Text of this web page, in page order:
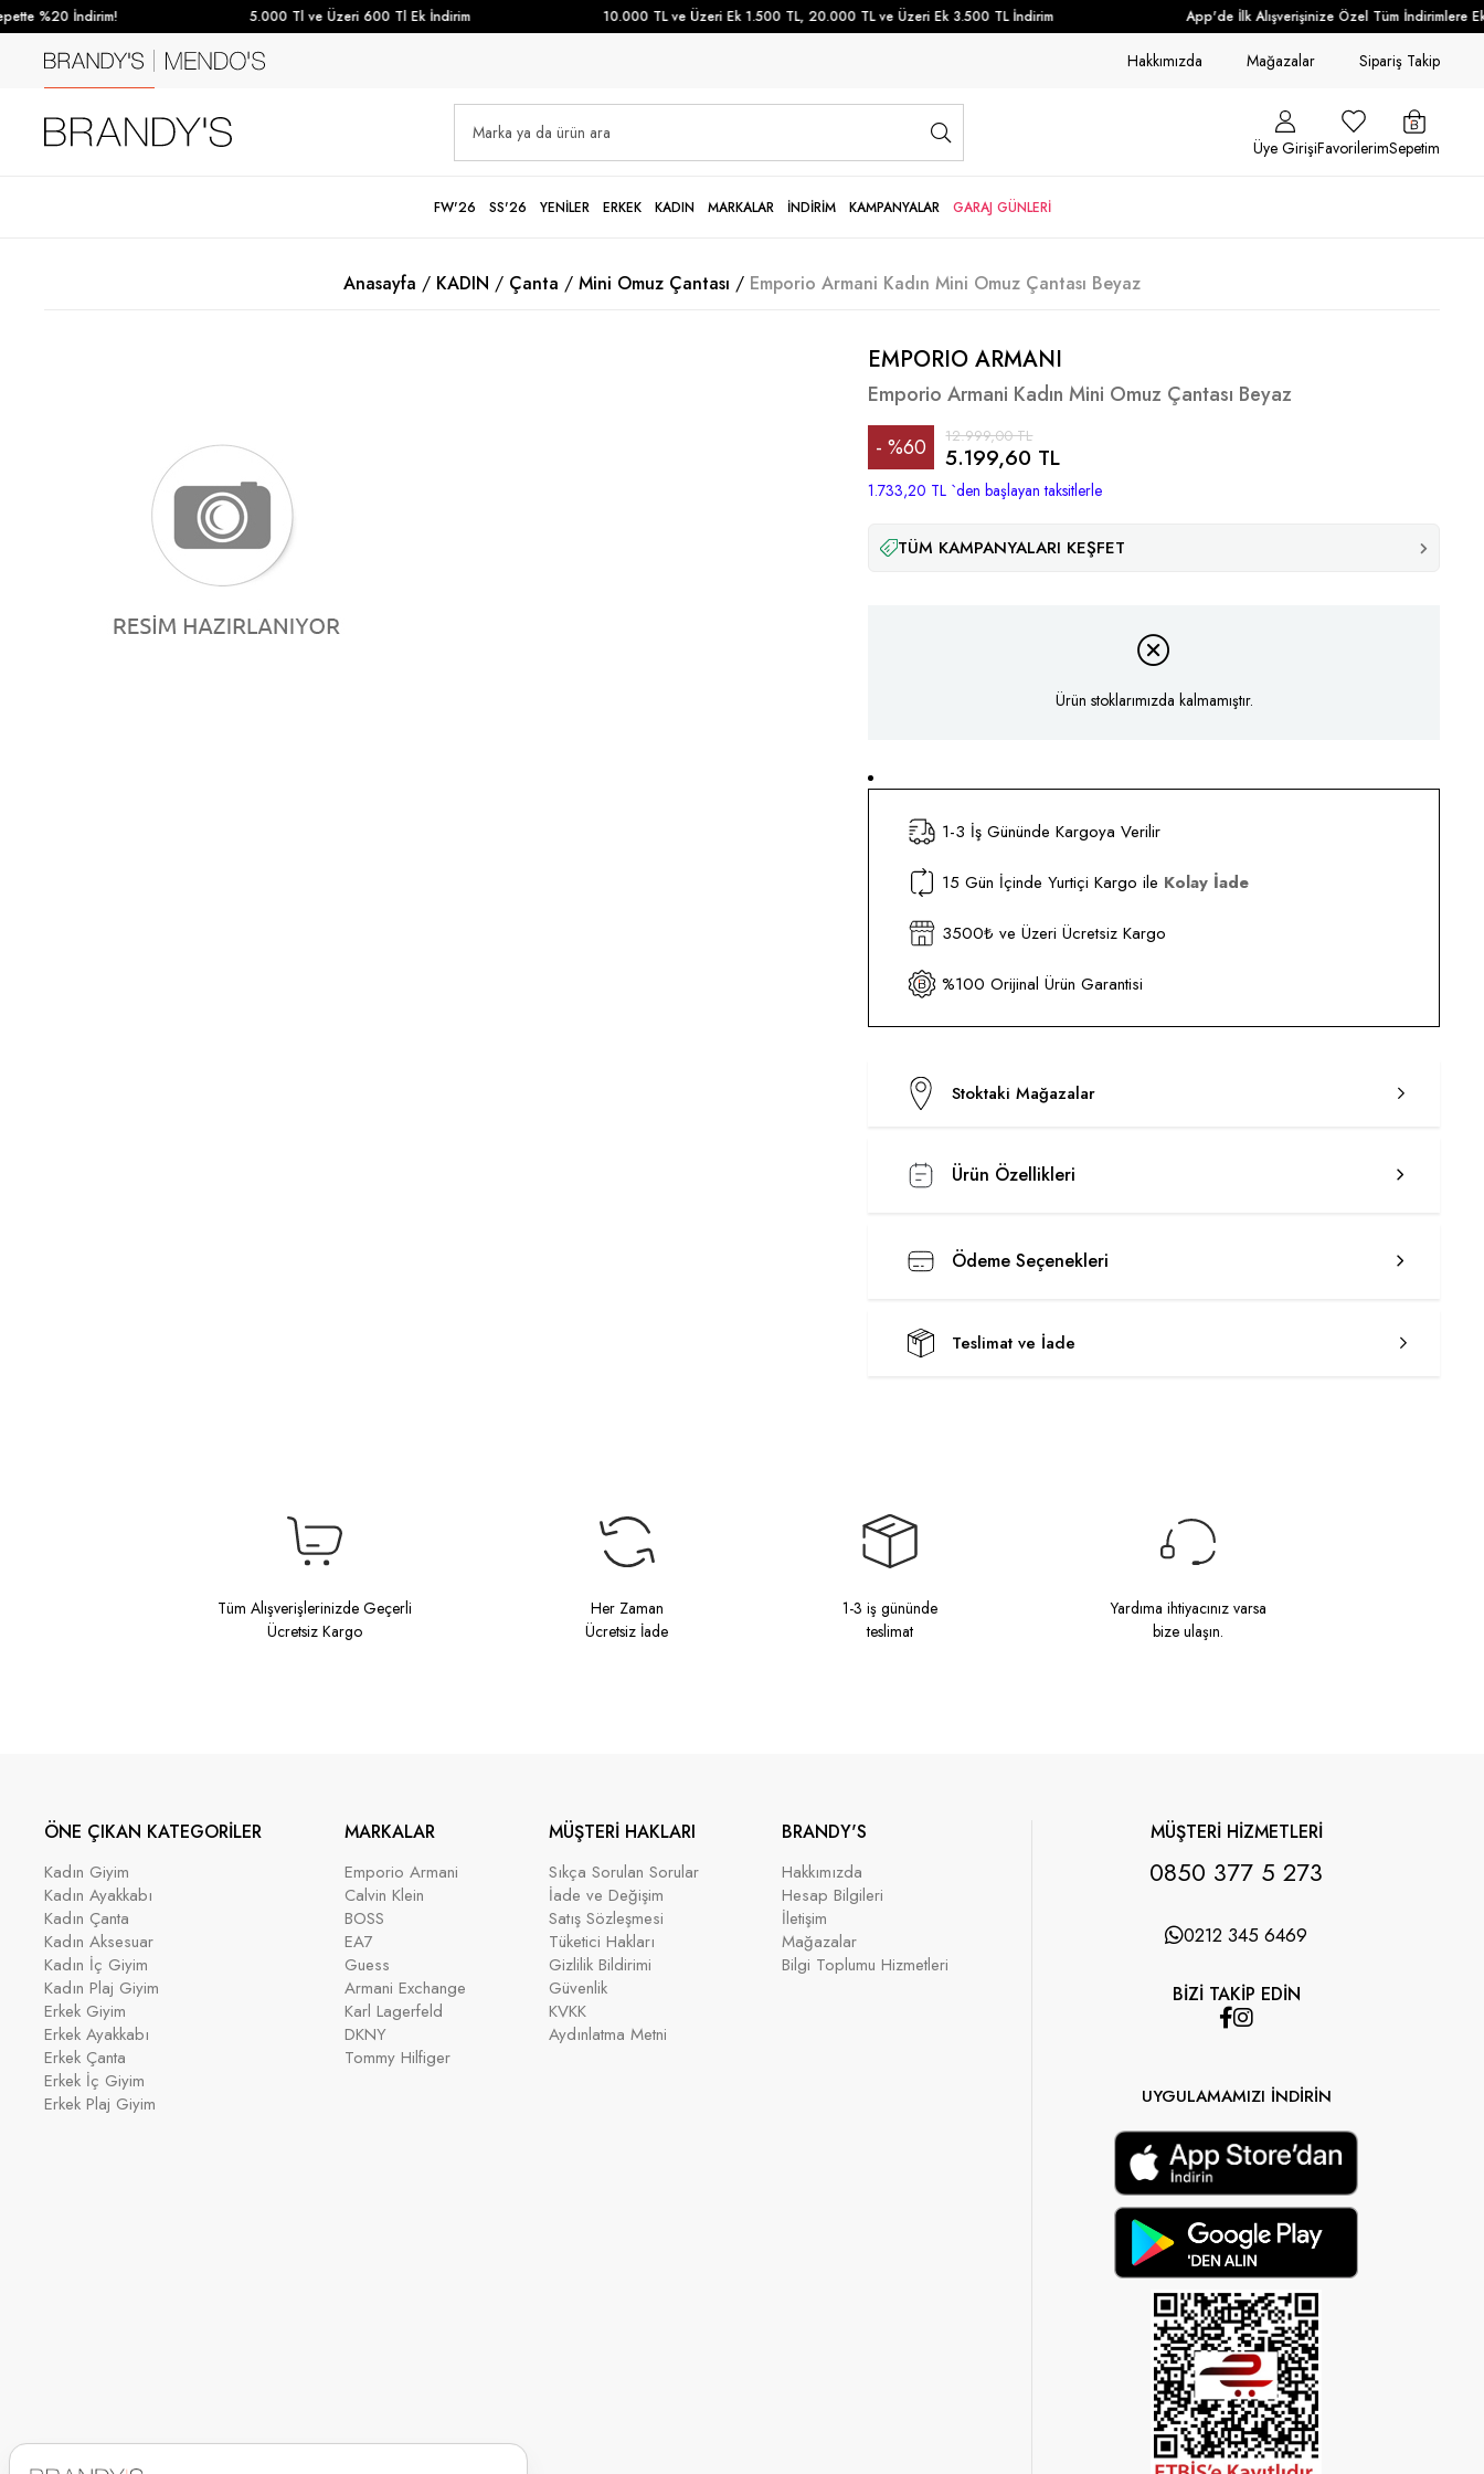
%20 İndirim! 5.000 Tl ve Üzeri 600 Tl Ek İndirim 10.000 TL ve Üzeri Ek 1.500 TL, 20.000 TL ve Üzeri Ek 3.500 TL İndirim App'de İlk Alışverişinize Özel Tüm İndirimlere Ek
Hakkımızda Mağazalar Sipariş Takip
Üye GirişiFavorilerimSepetim
FW'26 SS'26 YENİLER ERKEK KADIN MARKALAR İNDİRİM KAMPANYALAR GARAJ GÜNLERİ
Anasayfa KADIN Çanta Mini Omuz Çantası Emporio Armani Kadın Mini Omuz Çantası Beyaz
EMPORIO ARMANI
Emporio Armani Kadın Mini Omuz Çantası Beyaz
%60
İndirim
12.999,00 TL
5.199,60 TL
1.733,20 TL `den başlayan taksitlerle
TÜM KAMPANYALARI KEŞFET
Ürün stoklarımızda kalmamıştır.
1-3 İş Gününde Kargoya Verilir
15 Gün İçinde Yurtiçi Kargo ile Kolay İade
3500₺ ve Üzeri Ücretsiz Kargo
%100 Orijinal Ürün Garantisi
Stoktaki Mağazalar
Ürün Özellikleri
Ödeme Seçenekleri
Teslimat ve İade
Tüm Alışverişlerinizde Geçerli
Ücretsiz Kargo
Her Zaman
Ücretsiz İade
1-3 iş gününde
teslimat
Yardıma ihtiyacınız varsa
bize ulaşın.
ÖNE ÇIKAN KATEGORİLER
Kadın Giyim
Kadın Ayakkabı
Kadın Çanta
Kadın Aksesuar
Kadın İç Giyim
Kadın Plaj Giyim
Erkek Giyim
Erkek Ayakkabı
Erkek Çanta
Erkek İç Giyim
Erkek Plaj Giyim
MARKALAR
Emporio Armani
Calvin Klein
BOSS
EA7
Guess
Armani Exchange
Karl Lagerfeld
DKNY
Tommy Hilfiger
MÜŞTERİ HAKLARI
Sıkça Sorulan Sorular
İade ve Değişim
Satış Sözleşmesi
Tüketici Hakları
Gizlilik Bildirimi
Güvenlik
KVKK
Aydınlatma Metni
BRANDY'S
Hakkımızda
Hesap Bilgileri
İletişim
Mağazalar
Bilgi Toplumu Hizmetleri
MÜŞTERİ HİZMETLERİ
0850 377 5 273
0212 345 6469
BİZİ TAKİP EDİN
UYGULAMAMIZI İNDİRİN